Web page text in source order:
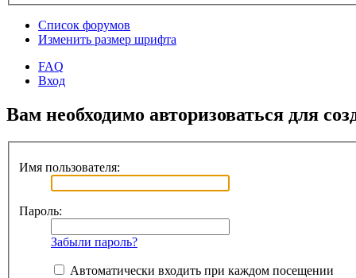
Список форумов
Изменить размер шрифта
FAQ
Вход
Вам необходимо авторизоваться для
Имя пользователя:
Пароль:
Забыли пароль?
Автоматически входить при каждом посещении